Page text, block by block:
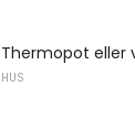
Thermopot eller
HUS